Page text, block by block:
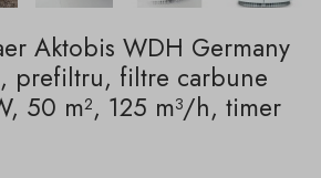
Aktobis WDH Germany
prefiltru, filtre carbune
50 m², 125 m³/h, timer